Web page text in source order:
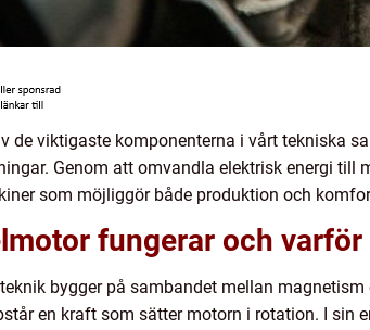
de viktigaste komponenterna i vårt tekniska
Genom att omvandla elektrisk energi
som möjliggör både produktion och
fungerar och
bygger på sambandet mellan
en kraft som sätter motorn i rotation. I sin